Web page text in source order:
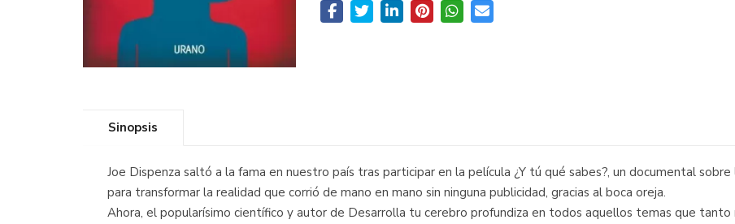
Sinopsis
Joe Dispenza saltó a la fama en nuestro país tras participar en la película ¿Y tú qué sabes?, un documental
para transformar la realidad que corrió de mano en mano sin ninguna publicidad, gracias al boca oreja.
Ahora, el popularísimo científico y autor de Desarrolla tu cerebro profundiza en todos aquellos temas que tanto